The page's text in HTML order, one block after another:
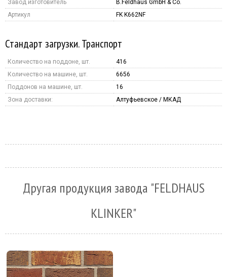
Завод изготовитель
B.Feldhaus GmbH & Co.
Артикул
FK K662NF
Стандарт загрузки. Транспорт
Количество на поддоне, шт.
416
Количество на машине, шт.
6656
Поддонов на машине, шт.
16
Зона доставки:
Алтуфьевское / МКАД
Другая продукция завода "FELDHAUS
KLINKER"